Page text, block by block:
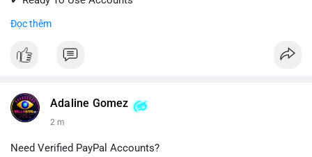
✔ Professional Customer Support
📱 WhatsApp: +1 (681) 549-2683
#linkedin #linkedinaccount #professionalnetwork
#digitalsolutions
#sellssmm
Đọc thêm
Adaline Gomez
2 m
Need Verified PayPal Accounts?